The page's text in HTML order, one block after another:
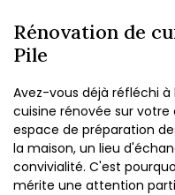
Rénovation de
Pile
Avez-vous déjà réfléchi
cuisine rénovée sur votre
espace de préparation
la maison, un lieu
convivialité. C'est
mérite une attention